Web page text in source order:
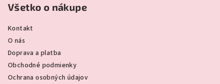
Všetko o nákupe
Kontakt
O nás
Doprava a platba
Obchodné podmienky
Ochrana osobných údajov